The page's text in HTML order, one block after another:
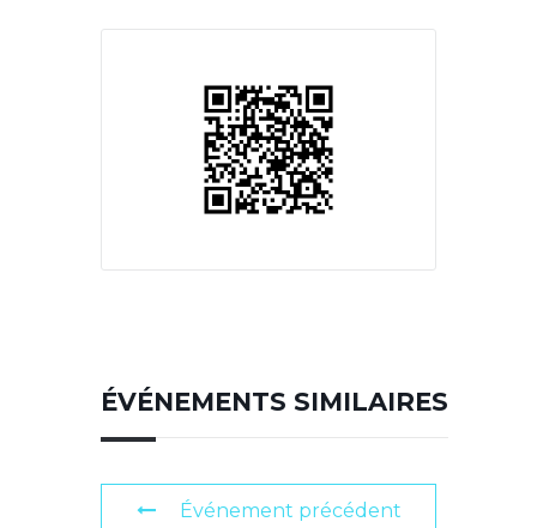
ÉVÉNEMENTS SIMILAIRES
Événement précédent